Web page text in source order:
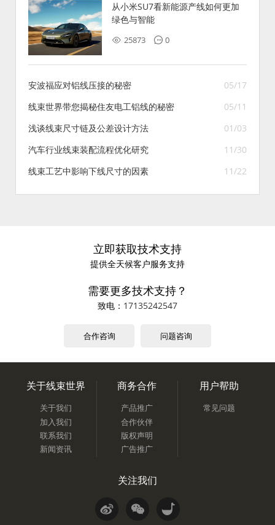
从小米SU7看新能源产线如何更加
绿色与智能
25873 0
05/17
安波福应对铝线压接的秘密
05/11
线束世界带您揭秘住友电工铝线的秘密
01/03
浅谈线束尺寸链及公差设计方法
11/30
汽车行业线束装配流程优化研究
11/22
线束工艺中影响下线尺寸的因素
立即获取技术支持
提供全天候客户服务支持
需要更多技术支持？
致电： 17135242547
合作咨询 问题咨询
关于线束世界
关于我们
加入我们
联系我们
新闻资讯
商务合作
产品推广
合作伙伴
版权声明
广告推广
用户帮助
常见问题
关注我们